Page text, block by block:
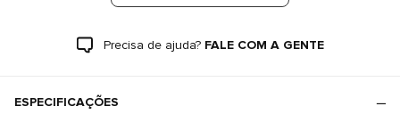
Precisa de ajuda? FALE COM A GENTE
ESPECIFICAÇÕES